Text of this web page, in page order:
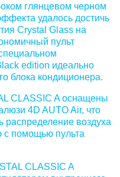
глянцевом черном
удалось достичь
Crystal Glass на
пульт
edition идеально
блока кондиционера.
CLASSIC A оснащены
4D AUTO Air, что
распределение воздуха
помощью пульта
CLASSIC A